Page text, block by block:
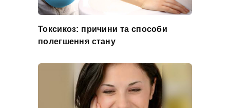
Токсикоз: причини та способи
полегшення стану